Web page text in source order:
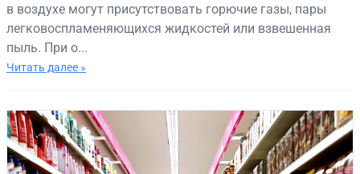
в воздухе могут присутствовать горючие газы, пары
легковоспламеняющихся жидкостей или взвешенная
пыль. При о...
Читать далее »